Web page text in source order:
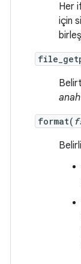
Her
için
format(